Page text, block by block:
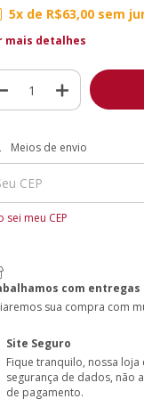
5x de R$63,00sem
mais detalhes
para o CEP:
Meios de envio
sei meu CEP
com
sua compra com
Site Seguro
Fique tranquilo, nossa
segurança de dados, não
de pagamento.